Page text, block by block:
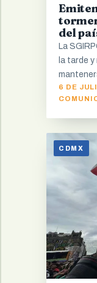
del
La
la tarde
6 DE
CDMX